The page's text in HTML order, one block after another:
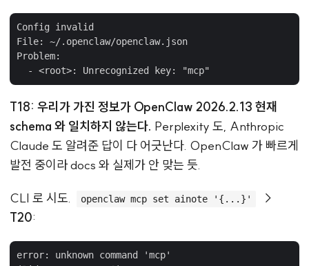
Config invalid
File: ~/.openclaw/openclaw.json
Problem:
T18: 우리가 가진 정보가 OpenClaw 2026.2.13 현재
schema 와 일치하지 않는다. Perplexity 도, Anthropic
Claude 도 알려준 답이 다 어긋난다. OpenClaw 가 빠르게
발전 중이라 docs 와 실제가 안 맞는 듯.
CLI 로 시도. openclaw mcp set ainote '{...}'
→
T20:
error: unknown command 'mcp'